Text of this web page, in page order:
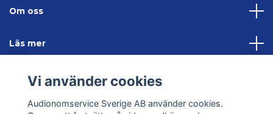
Om oss
Läs mer
Sociala medier
Kontakta oss
Vi använder cookies
Audionomservice Sverige AB använder cookies.